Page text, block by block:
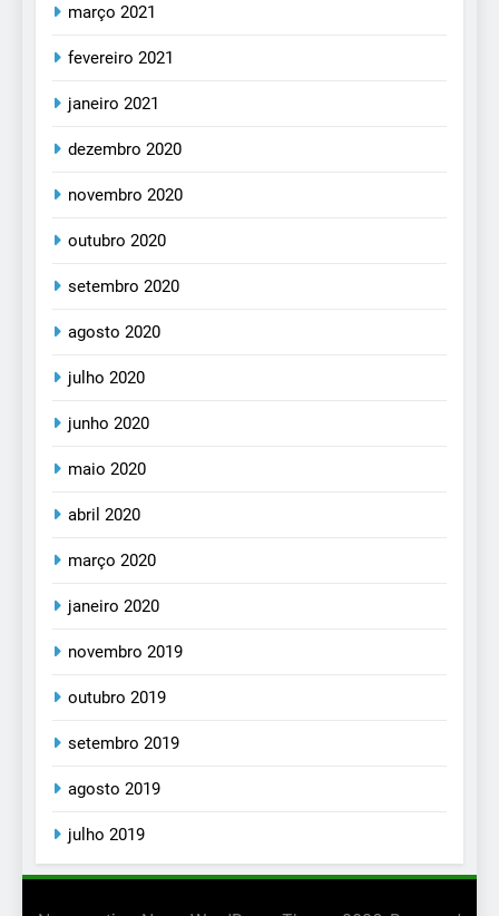
março 2021
fevereiro 2021
janeiro 2021
dezembro 2020
novembro 2020
outubro 2020
setembro 2020
agosto 2020
julho 2020
junho 2020
maio 2020
abril 2020
março 2020
janeiro 2020
novembro 2019
outubro 2019
setembro 2019
agosto 2019
julho 2019